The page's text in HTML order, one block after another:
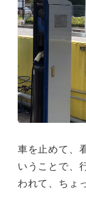
車を止めて、
いうことで、
われて、ちょ